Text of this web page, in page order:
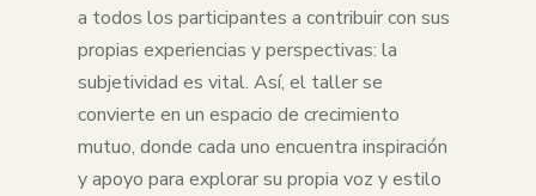
a todos los participantes a contribuir con sus
propias experiencias y perspectivas: la
subjetividad es vital. Así, el taller se
convierte en un espacio de crecimiento
mutuo, donde cada uno encuentra inspiración
y apoyo para explorar su propia voz y estilo